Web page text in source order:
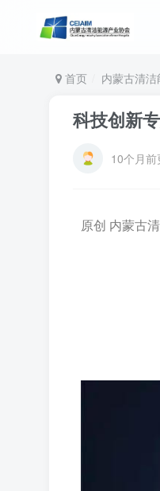
首页 内蒙古清
科技创新
10个月前
原创 内蒙古